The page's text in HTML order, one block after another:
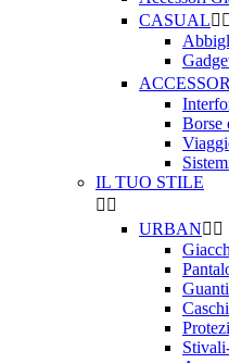
CASUAL 
Borse
IL TUO STILE
 
URBAN 